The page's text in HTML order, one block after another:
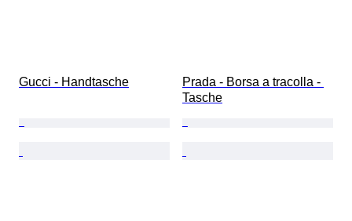
Gucci - Handtasche
Prada - Borsa a tracolla -
Tasche